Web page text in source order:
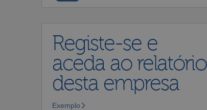
Registe-se e
aceda ao relatório
desta empresa
Exemplo